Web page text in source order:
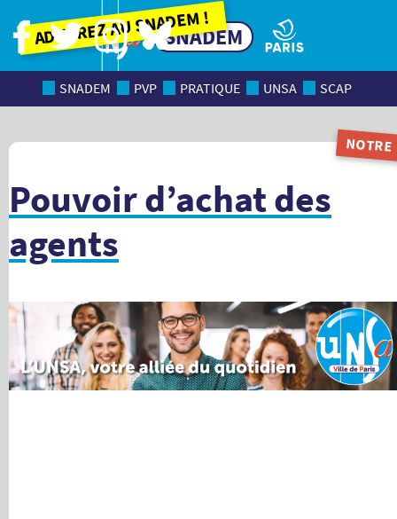
Adhérez au SNADEM !
SNADEM
SNADEM PVP PRATIQUE UNSA SCAP
Pouvoir d’achat des
agents
NOTRE